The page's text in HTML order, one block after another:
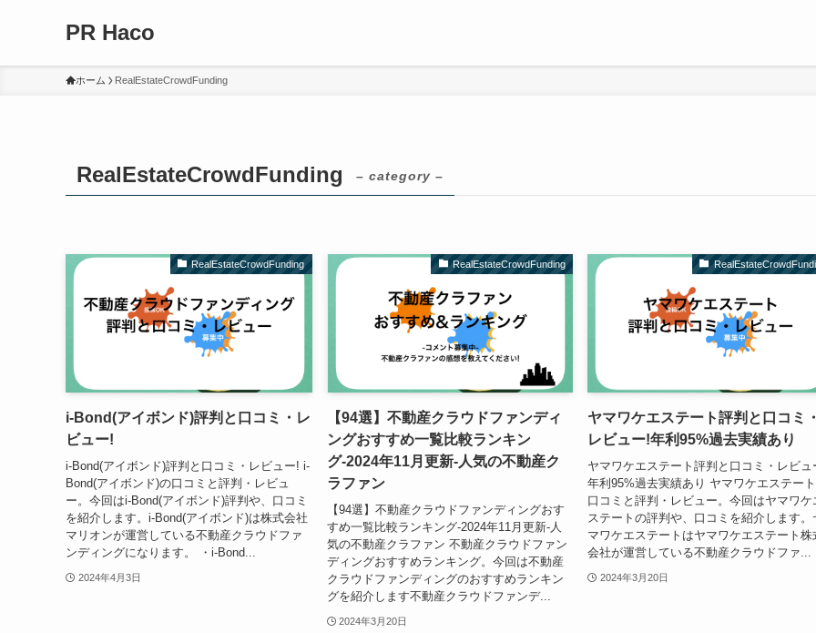
PR Haco
ホーム RealEstateCrowdFunding
RealEstateCrowdFunding – category –
RealEstateCrowdFunding
i-Bond(アイボンド)評判と口コミ・レ
ビュー!
i-Bond(アイボンド)評判と口コミ・レビュー! i-
Bond(アイボンド)の口コミと評判・レビュ
ー。今回はi-Bond(アイボンド)評判や、口コミ
を紹介します。i-Bond(アイボンド)は株式会社
マリオンが運営している不動産クラウドファ
ンディングになります。 ・i-Bond...
2024年4月3日
RealEstateCrowdFunding
【94選】不動産クラウドファンディ
ングおすすめ一覧比較ランキン
グ-2024年11月更新-人気の不動産ク
ラファン
【94選】不動産クラウドファンディングおす
すめ一覧比較ランキング-2024年11月更新-人
気の不動産クラファン 不動産クラウドファン
ディングおすすめランキング。今回は不動産
クラウドファンディングのおすすめランキン
グを紹介します不動産クラウドファンデ...
2024年3月20日
ヤマワケエステート評判と口コミ・
レビュー!年利95%過去実績あり
ヤマワケエステート評判と口コミ・レビュ
年利95%過去実績あり ヤマワケエステー
口コミと評判・レビュー。今回はヤマワケ
ステートの評判や、口コミを紹介します。
マワケエステートはヤマワケエステート株
会社が運営している不動産クラウドファ...
2024年3月20日